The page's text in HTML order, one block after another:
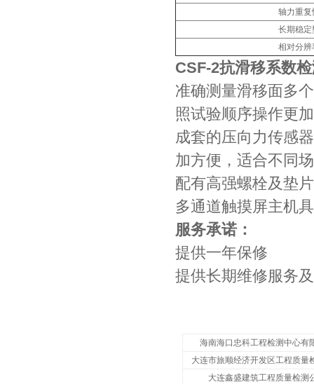
轴力重复
长期稳定
相对分辨
CSF-2抗滑移系数
准确测量滑移面多
照试验顺序操作更
成套的压向力传感
加方便，适合不同
配有高强螺栓及垫
多通道触摸屏主机
服务承诺：
提供一年保修
提供长期维修服务
海南海口忠科工程检测中心有
大连市旅顺经济开发区工程质量
大连鑫盛建筑工程质量检测